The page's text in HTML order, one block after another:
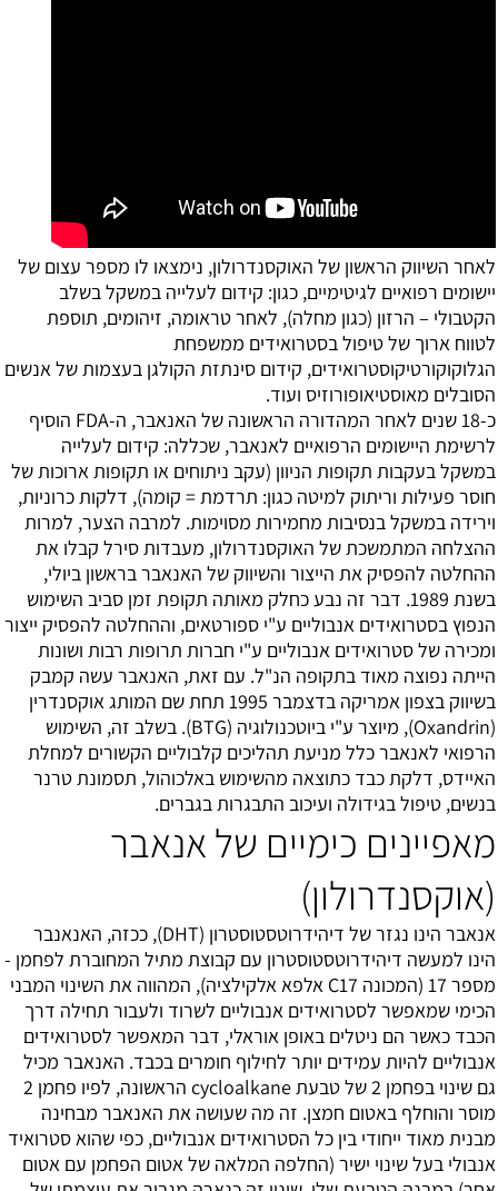
לאחר השיווק הראשון של האוקסנדרולון, נימצאו לו מספר עצום של
יישומים רפואיים לגיטימיים, כגון: קידום לעלייה במשקל בשלב
הקטבולי – הרזון (כגון מחלה), לאחר טראומה, זיהומים, תוספת
לטווח ארוך של טיפול בסטרואידים ממשפחת
הגלוקוקורטיקוסטרואידים, קידום סינתזת הקולגן בעצמות של אנשים
הסובלים מאוסטיאופורוזיס ועוד.
כ-18 שנים לאחר המהדורה הראשונה של האנאבר, ה-FDA הוסיף
לרשימת היישומים הרפואיים לאנאבר, שכללה: קידום לעלייה
במשקל בעקבות תקופות הניוון (עקב ניתוחים או תקופות ארוכות של
חוסר פעילות וריתוק למיטה כגון: תרדמת = קומה), דלקות כרוניות,
וירידה במשקל בנסיבות מחמירות מסוימות. למרבה הצער, למרות
ההצלחה המתמשכת של האוקסנדרולון, מעבדות סירל קבלו את
ההחלטה להפסיק את הייצור והשיווק של האנאבר בראשון ביולי,
בשנת 1989. דבר זה נבע כחלק מאותה תקופת זמן סביב השימוש
הנפוץ בסטרואידים אנבוליים ע"י ספורטאים, וההחלטה להפסיק ייצור
ומכירה של סטרואידים אנבוליים ע"י חברות תרופות רבות ושונות
הייתה נפוצה מאוד בתקופה הנ"ל. עם זאת, האנאבר עשה קמבק
בשיווק בצפון אמריקה בדצמבר 1995 תחת שם המותג אוקסנדרין
(Oxandrin), מיוצר ע"י ביוטכנולוגיה (BTG). בשלב זה, השימוש
הרפואי לאנאבר כלל מניעת תהליכים קלבוליים הקשורים למחלת
האיידס, דלקת כבד כתוצאה מהשימוש באלכוהול, תסמונת טרנר
בנשים, טיפול בגידולה ועיכוב התבגרות בגברים.
מאפיינים כימיים של אנאבר
(אוקסנדרולון)
אנאבר הינו נגזר של דיהידרוטסטוסטרון
(DHT), ככזה, האנאנבר
הינו למעשה דיהידרוטסטוסטרון עם קבוצת מתיל המחוברת לפחמן -
מספר 17 (המכונה C17 אלפא אלקילציה), המהווה את השינוי המבני
הכימי שמאפשר לסטרואידים אנבוליים לשרוד ולעבור תחילה דרך
הכבד כאשר הם ניטלים באופן אוראלי, דבר המאפשר לסטרואידים
אנבוליים להיות עמידים יותר לחילוף חומרים בכבד. האנאבר מכיל
גם שינוי בפחמן 2 של טבעת cycloalkane הראשונה, לפיו פחמן 2
מוסר והוחלף באטום חמצן. זה מה שעושה את האנאבר מבחינה
מבנית מאוד ייחודי בין כל הסטרואידים אנבוליים, כפי שהוא סטרואיד
אנבולי בעל שינוי ישיר (החלפה המלאה של אטום הפחמן עם אטום